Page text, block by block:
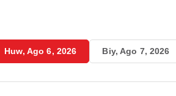
Huw, Ago 6, 2026 Biy, Ago 7, 2026